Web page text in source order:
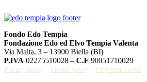
Fondo Edo Tempia
Fondazione Edo ed Elvo Tempia Valenta
Via Malta, 3 – 13900 Biella (BI)
P.IVA 02275510028 – C.F 90051710029
Privacy policy – Cookie policy – Preferenze cookie